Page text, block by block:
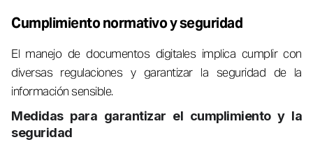
Cumplimiento normativo y seguridad
El manejo de documentos digitales implica cumplir con
diversas regulaciones y garantizar la seguridad de la
información sensible.
Medidas para garantizar el cumplimiento y la
seguridad